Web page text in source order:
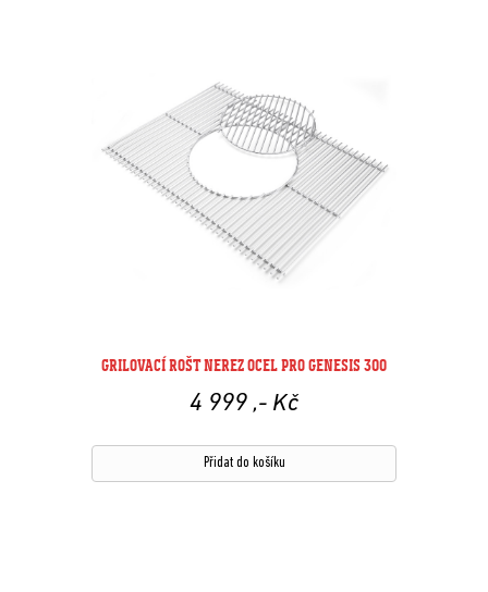
GRILOVACÍ ROŠT NEREZ OCEL PRO GENESIS 300
4 999 ,- Kč
Přidat do košíku